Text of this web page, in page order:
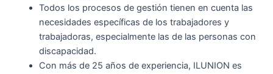
Todos los procesos de gestión tienen en cuenta las
necesidades específicas de los trabajadores y
trabajadoras, especialmente las de las personas con
discapacidad.
Con más de 25 años de experiencia, ILUNION es